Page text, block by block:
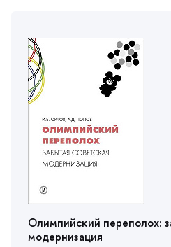
Олимпийский переполох:
модернизация